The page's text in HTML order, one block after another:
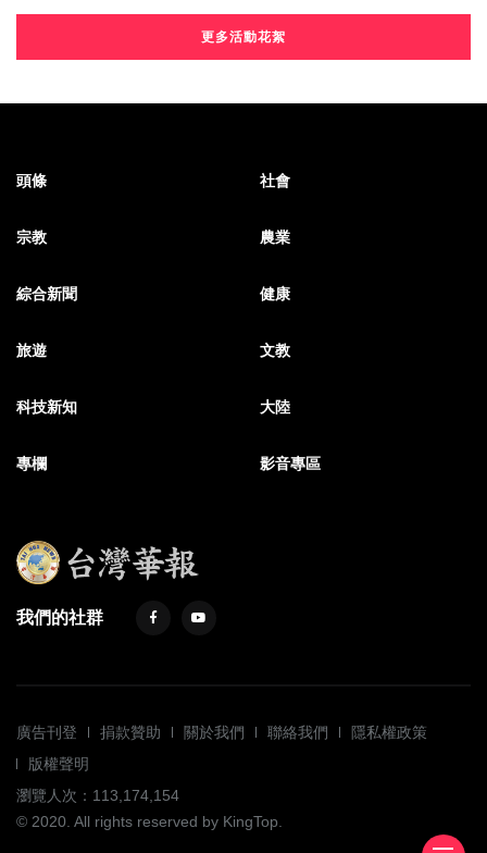
更多活動花絮
頭條 社會
宗教 農業
綜合新聞 健康
旅遊 文教
科技新知 大陸
專欄 影音專區
我們的社群
廣告刊登 捐款贊助 關於我們 聯絡我們
隱私權政策
版權聲明
瀏覽人次：113,174,154
© 2020. All rights reserved by KingTop.